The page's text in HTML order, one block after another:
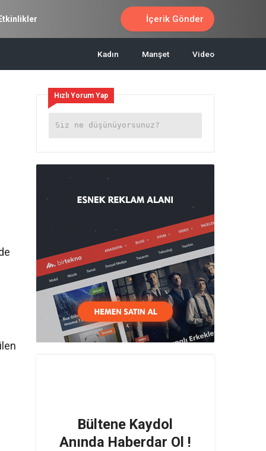
İçerik Gönder
Kadın Manşet Video
Hızlı Yorum Yap
Bültene Kaydol
Anında Haberdar Ol !